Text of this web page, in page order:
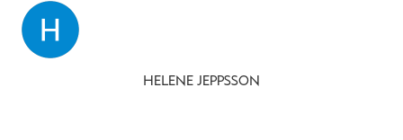
HELENE JEPPSSON